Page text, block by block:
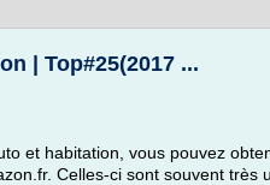
| Top#25(2017 ...
et habitation, vous pouvez
Celles-ci sont souvent très